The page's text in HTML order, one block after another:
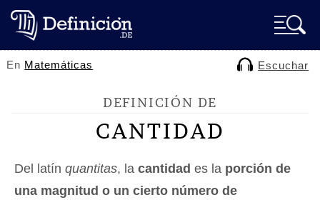
En Matemáticas Escuchar
DEFINICIÓN DE
CANTIDAD
Del latín quantitas, la cantidad es la porción de
una magnitud o un cierto número de